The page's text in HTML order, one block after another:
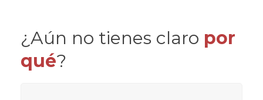
¿Aún no tienes claro por
qué?